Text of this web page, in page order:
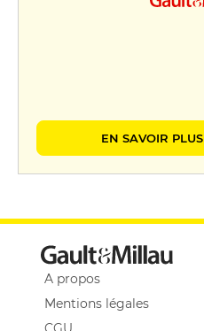
EN SAVOIR PLUS
A propos
Mentions légales